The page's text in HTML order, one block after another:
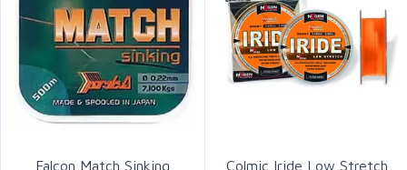
Falcon Match Sinking Colmic Iride Low Stretch